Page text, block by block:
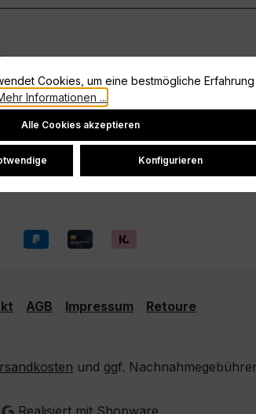
AGB Impressum Retoure
und ggf.
Realisiert mit Shopware
Cookies, um eine bestmögliche Erfahrung
Informationen ...
Alle Cookies akzeptieren
Konfigurieren